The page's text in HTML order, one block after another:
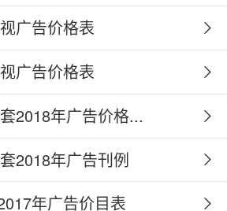
广告价格表
广告价格表
2018年广告价格...
2018年广告刊例
年广告价目表